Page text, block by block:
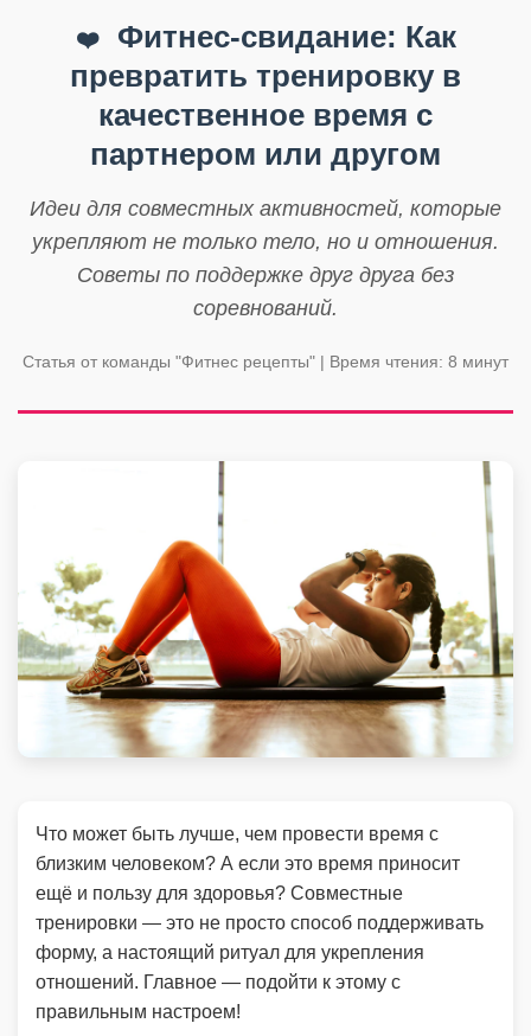
❤️
Фитнес-свидание: Как
превратить тренировку в
качественное время с
партнером или другом
Идеи для совместных активностей, которые
укрепляют не только тело, но и отношения.
Советы по поддержке друг друга без
соревнований.
Статья от команды "Фитнес рецепты" | Время чтения: 8 минут
Что может быть лучше, чем провести время с
близким человеком? А если это время приносит
ещё и пользу для здоровья? Совместные
тренировки — это не просто способ поддерживать
форму, а настоящий ритуал для укрепления
отношений. Главное — подойти к этому с
правильным настроем!